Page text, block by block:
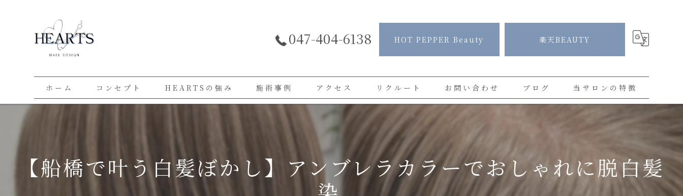
047-404-6138 HOT PEPPER Beauty 楽天BEAUTY
ホーム コンセプト HEARTSの強み 施術事例 アクセス リクルート お問い合わせ ブログ 当サロンの特徴
カラー
【船橋で叶う白髪ぼかし】アンブレラカラーでおしゃれに脱白髪